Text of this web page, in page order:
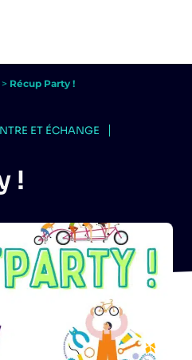
> Récup Party !
ET ÉCHANGE
!